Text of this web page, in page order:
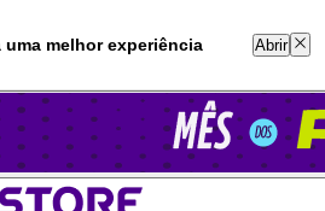
melhor experiência Abrir